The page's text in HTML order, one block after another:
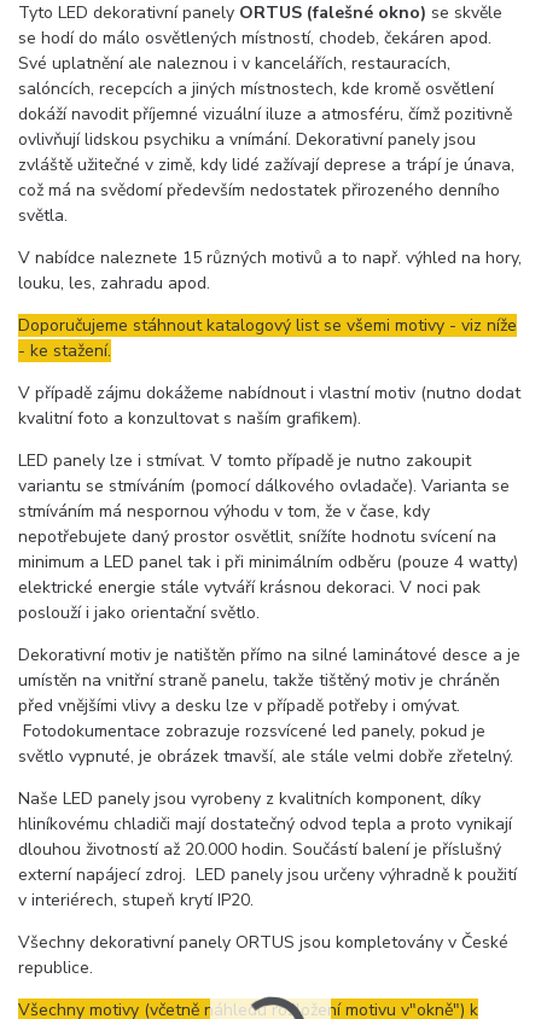
Tyto LED dekorativní panely ORTUS (falešné okno) se skvěle
se hodí do málo osvětlených místností, chodeb, čekáren apod.
Své uplatnění ale naleznou i v kancelářích, restauracích,
salóncích, recepcích a jiných místnostech, kde kromě osvětlení
dokáží navodit příjemné vizuální iluze a atmosféru, čímž pozitivně
ovlivňují lidskou psychiku a vnímání. Dekorativní panely jsou
zvláště užitečné v zimě, kdy lidé zažívají deprese a trápí je únava,
což má na svědomí především nedostatek přirozeného denního
světla.
V nabídce naleznete 15 různých motivů a to např. výhled na hory,
louku, les, zahradu apod.
Doporučujeme stáhnout katalogový list se všemi motivy - viz níže
- ke stažení.
V případě zájmu dokážeme nabídnout i vlastní motiv (nutno dodat
kvalitní foto a konzultovat s naším grafikem).
LED panely lze i stmívat. V tomto případě je nutno zakoupit
variantu se stmíváním (pomocí dálkového ovladače). Varianta se
stmíváním má nespornou výhodu v tom, že v čase, kdy
nepotřebujete daný prostor osvětlit, snížíte hodnotu svícení na
minimum a LED panel tak i při minimálním odběru (pouze 4 watty)
elektrické energie stále vytváří krásnou dekoraci. V noci pak
poslouží i jako orientační světlo.
Dekorativní motiv je natištěn přímo na silné laminátové desce a je
umístěn na vnitřní straně panelu, takže tištěný motiv je chráněn
před vnějšími vlivy a desku lze v případě potřeby i omývat.
Fotodokumentace zobrazuje rozsvícené led panely, pokud je
světlo vypnuté, je obrázek tmavší, ale stále velmi dobře zřetelný.
Naše LED panely jsou vyrobeny z kvalitních komponent, díky
hliníkovému chladiči mají dostatečný odvod tepla a proto vynikají
dlouhou životností až 20.000 hodin. Součástí balení je příslušný
externí napájecí zdroj. LED panely jsou určeny výhradně k použití
v interiérech, stupeň krytí IP20.
Všechny dekorativní panely ORTUS jsou kompletovány v České
republice.
Všechny motivy (včetně náhledu rozložení motivu v"okně") k